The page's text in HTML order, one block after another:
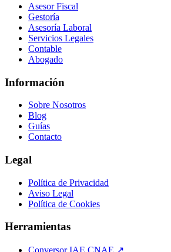
Asesor Fiscal
Gestoría
Asesoría Laboral
Servicios Legales
Contable
Abogado
Información
Sobre Nosotros
Blog
Guías
Contacto
Legal
Política de Privacidad
Aviso Legal
Política de Cookies
Herramientas